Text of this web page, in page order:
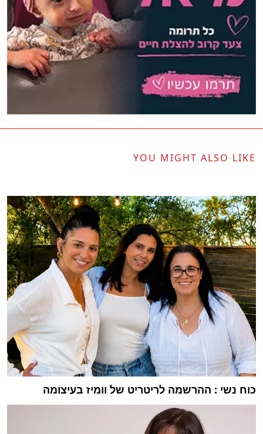
YOU MIGHT ALSO LIKE
כוח נשי : ההרשמה לריטריט של וומיז בעיצומה